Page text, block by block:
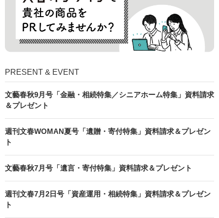
PRESENT & EVENT
文藝春秋9月号「金融・相続特集／シニアホーム特集」資料請求
＆プレゼント
週刊文春WOMAN夏号「遺贈・寄付特集」資料請求＆プレゼン
ト
文藝春秋7月号「遺言・寄付特集」資料請求＆プレゼント
週刊文春7月2日号「資産運用・相続特集」資料請求＆プレゼン
ト